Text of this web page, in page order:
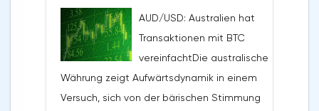
AUD/USD: Australien hat
Transaktionen mit BTC
vereinfachtDie australische
Währung zeigt Aufwärtsdynamik in einem
Versuch, sich von der bärischen Stimmung